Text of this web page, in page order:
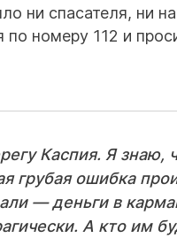
ни спасателя, ни
номеру 112 и
Каспия. Я знаю,
грубая ошибка
— деньги в
А кто им